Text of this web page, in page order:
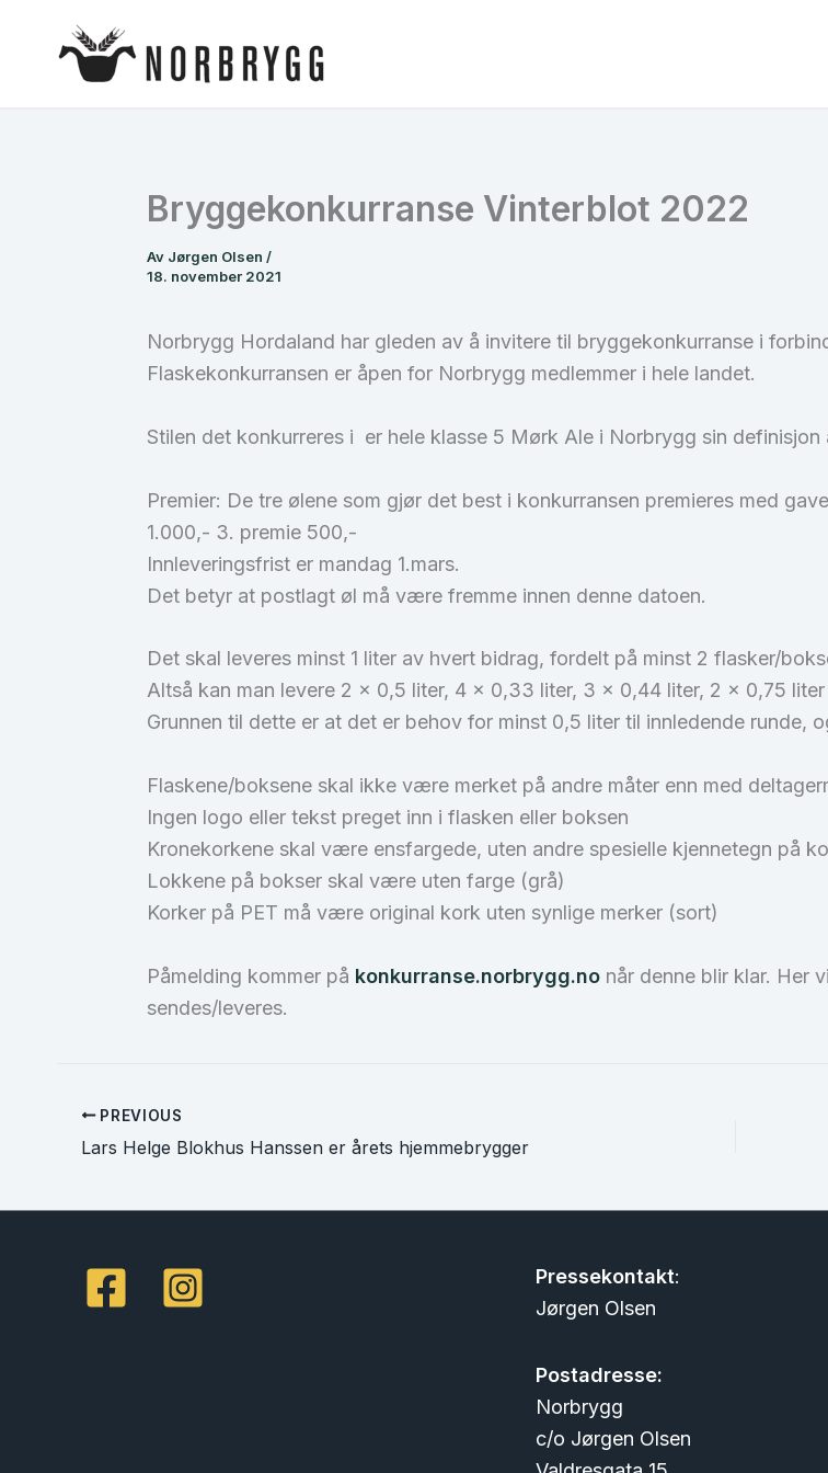
Bryggekonkurranse Vinterblot 2022
Av Jørgen Olsen /
18. november 2021
Norbrygg Hordaland har gleden av å invitere til bryggekonkurranse i
Flaskekonkurransen er åpen for Norbrygg medlemmer i hele landet.
Stilen det konkurreres i er hele klasse 5 Mørk Ale i Norbrygg sin definisjon
Premier: De tre ølene som gjør det best i konkurransen premieres med
1.000,- 3. premie 500,-
Innleveringsfrist er mandag 1.mars.
Det betyr at postlagt øl må være fremme innen denne datoen.
Det skal leveres minst 1 liter av hvert bidrag, fordelt på minst 2 flasker/
Altså kan man levere 2 x 0,5 liter, 4 x 0,33 liter, 3 x 0,44 liter, 2 x 0,75 liter
Grunnen til dette er at det er behov for minst 0,5 liter til innledende runde,
Flaskene/boksene skal ikke være merket på andre måter enn med
Ingen logo eller tekst preget inn i flasken eller boksen
Kronekorkene skal være ensfargede, uten andre spesielle kjennetegn på
Lokkene på bokser skal være uten farge (grå)
Korker på PET må være original kork uten synlige merker (sort)
Påmelding kommer på konkurranse.norbrygg.no når denne blir klar. Her
sendes/leveres.
PREVIOUS
Lars Helge Blokhus Hanssen er årets hjemmebrygger
Pressekontakt:
Jørgen Olsen
Postadresse:
Norbrygg
c/o Jørgen Olsen